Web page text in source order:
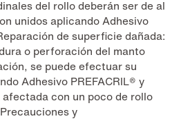
del rollo deberán ser de al
unidos aplicando Adhesivo
de superficie dañada:
o perforación del manto
se puede efectuar su
Adhesivo PREFACRIL® y
con un poco de rollo
y